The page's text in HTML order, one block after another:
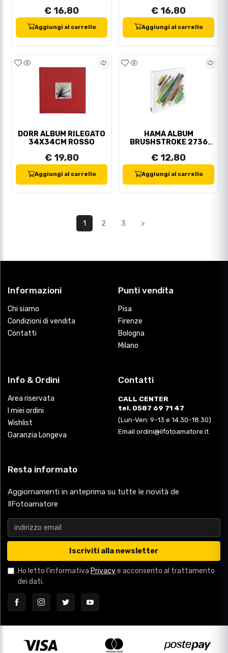
€ 16,80
Aggiungi al carrello
€ 16,80
Aggiungi al carrello
DORR ALBUM RILEGATO
34X34CM ROSSO
€ 19,80
Aggiungi al carrello
HAMA ALBUM
BRUSHSTROKE 2736
€ 12,80
Aggiungi al carrello
1 2 3 >
Informazioni
Chi siamo
Condizioni di vendita
Contatti
Punti vendita
Pisa
Firenze
Bologna
Milano
Info & Ordini
Area riservata
I miei ordini
Wishlist
Garanzia Longeva
Contatti
CALL CENTER
tel. 0587 69 71 47
(Lun-Ven: 9-13 e 14.30-18.30)
Email ordini@ilfotoamatore.it
Resta informato
Aggiornamenti in anteprima su tutte le novità de
IlFotoamatore
Iscriviti alla newsletter
Ho letto l'informativa Privacye acconsento al trattamento
dei dati.